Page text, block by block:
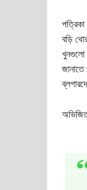
বড়ি
খুনগুলো